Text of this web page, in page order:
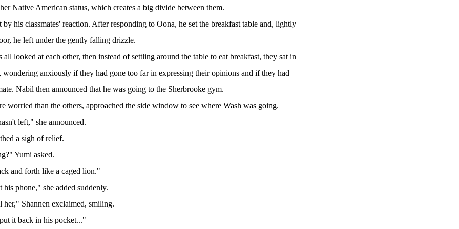
Native American status, which creates a big divide between them.
by his classmates' reaction. After responding to Oona, he set the breakfast table and, lightly
he left under the gently falling drizzle.
all looked at each other, then instead of settling around the table to eat breakfast, they sat in
wondering anxiously if they had gone too far in expressing their opinions and if they had
Nabil then announced that he was going to the Sherbrooke gym.
worried than the others, approached the side window to see where Wash was going.
left," she announced.
a sigh of relief.
Yumi asked.
and forth like a caged lion."
his phone," she added suddenly.
her," Shannen exclaimed, smiling.
it back in his pocket..."